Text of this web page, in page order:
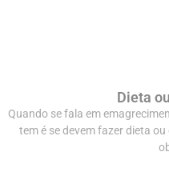
Dieta
Quando se fala em
tem é se devem fazer dieta